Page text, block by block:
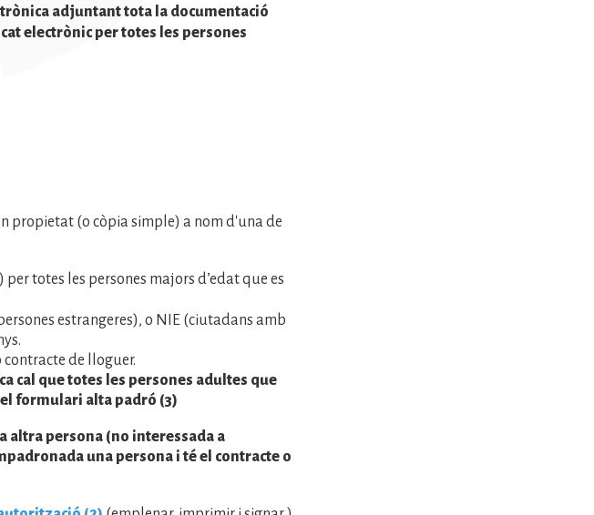
adjuntant tota la documentació
electrònic per totes les persones
propietat (o còpia simple) a nom d'una de
totes les persones majors d’edat que es
estrangeres), o NIE (ciutadans amb
de lloguer.
cal que totes les persones adultes que
formulari alta padró (3)
altra persona (no interessada a
una persona i té el contracte o